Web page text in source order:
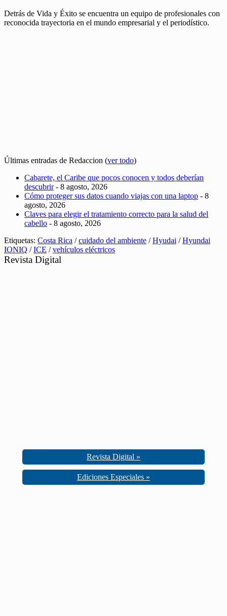
Detrás de Vida y Éxito se encuentra un equipo de profesionales con
reconocida trayectoria en el mundo empresarial y el periodístico.
Últimas entradas de Redaccion (ver todo)
Cabarete, el Caribe que pocos conocen y todos deberían
descubrir- 8 agosto, 2026
Cómo proteger sus datos cuando viajas con una laptop - 8
agosto, 2026
Claves para elegir el tratamiento correcto para la salud del
cabello - 8 agosto, 2026
Etiquetas: Costa Rica /cuidado del ambiente /Hyudai /Hyundai
IONIQ /ICE /vehículos eléctricos
Revista Digital
Revista Digital »
Ediciones Especiales »